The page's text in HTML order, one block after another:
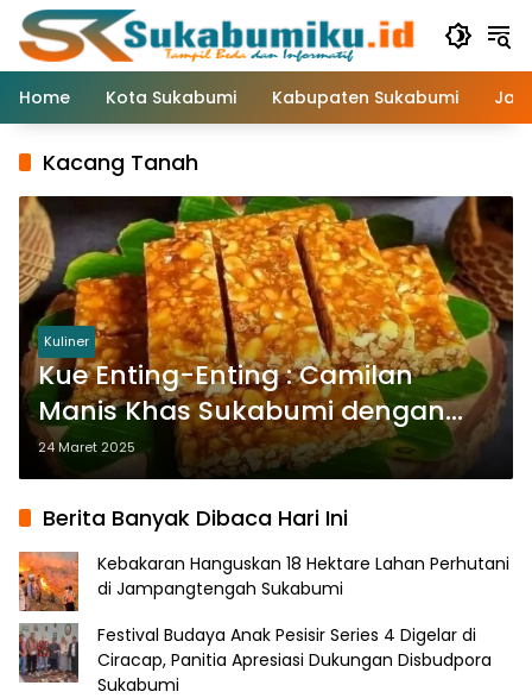
Langsung
konten
Home
Kota Sukabumi Kabupaten Sukabumi
Kacang Tanah
Kuliner
Kue Enting-Enting : Camilan
Manis Khas Sukabumi dengan
Gula Merah dan Kacang Tanah
24 Maret 2025
Berita Banyak Dibaca Hari Ini
Kebakaran Hanguskan 18 Hektare Lahan Perhutani
di Jampangtengah Sukabumi
Festival Budaya Anak Pesisir Series 4 Digelar di
Ciracap, Panitia Apresiasi Dukungan Disbudpora
Sukabumi